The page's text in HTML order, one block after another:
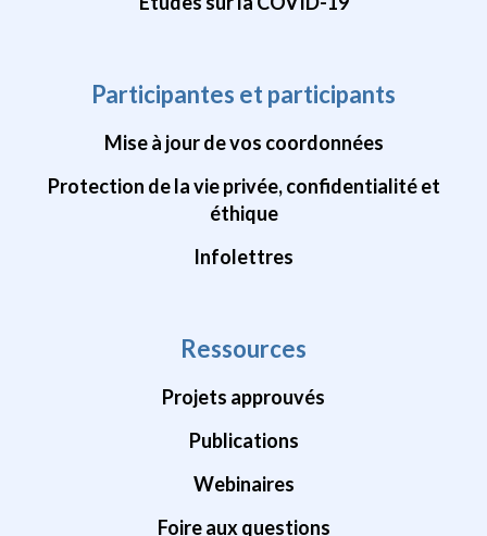
Participantes et participants
Mise à jour de vos coordonnées
Protection de la vie privée, confidentialité et
éthique
Infolettres
Ressources
Projets approuvés
Publications
Webinaires
Foire aux questions